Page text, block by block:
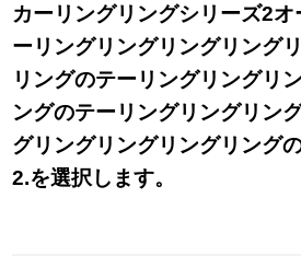
カーリングリングシリーズ2
ーリングリングリングリング
リングのテーリングリングリ
ングのテーリングリングリン
グリングリングリングリング
2.を選択します。